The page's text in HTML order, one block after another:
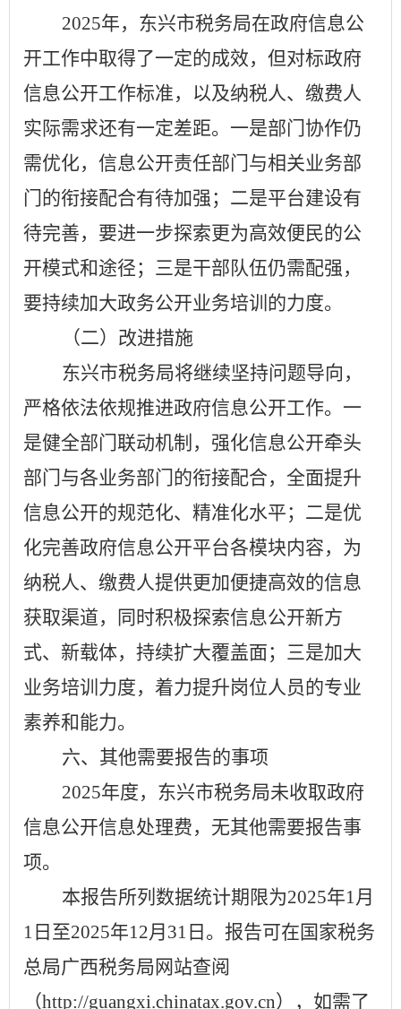
2025年，东兴市税务局在政府信息公
开工作中取得了一定的成效，但对标政府
信息公开工作标准，以及纳税人、缴费人
实际需求还有一定差距。一是部门协作仍
需优化，信息公开责任部门与相关业务部
门的衔接配合有待加强；二是平台建设有
待完善，要进一步探索更为高效便民的公
开模式和途径；三是干部队伍仍需配强，
要持续加大政务公开业务培训的力度。
（二）改进措施
东兴市税务局将继续坚持问题导向，
严格依法依规推进政府信息公开工作。一
是健全部门联动机制，强化信息公开牵头
部门与各业务部门的衔接配合，全面提升
信息公开的规范化、精准化水平；二是优
化完善政府信息公开平台各模块内容，为
纳税人、缴费人提供更加便捷高效的信息
获取渠道，同时积极探索信息公开新方
式、新载体，持续扩大覆盖面；三是加大
业务培训力度，着力提升岗位人员的专业
素养和能力。
六、其他需要报告的事项
2025年度，东兴市税务局未收取政府
信息公开信息处理费，无其他需要报告事
项。
本报告所列数据统计期限为2025年1 月
1 日至2025年12月 31 日。 报告可在国家税务
总局广西税务局网站查阅
（http://guangxi.chinatax.gov.cn） ，如需了